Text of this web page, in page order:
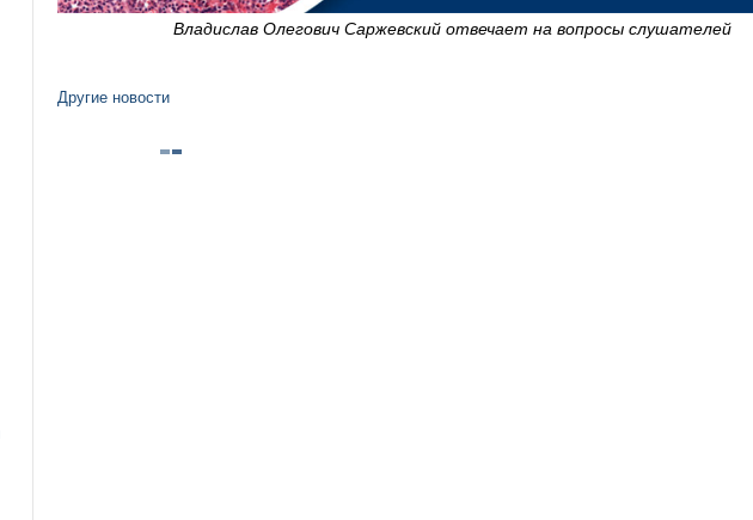
Владислав Олегович Саржевский отвечает на вопросы слушателей
Другие новости